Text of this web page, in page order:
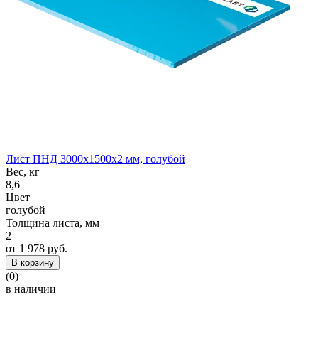
Лист ПНД 3000x1500x2 мм, голубой
Вес, кг
8,6
Цвет
голубой
Толщина листа, мм
2
от 1 978 руб.
В корзину
(0)
в наличии